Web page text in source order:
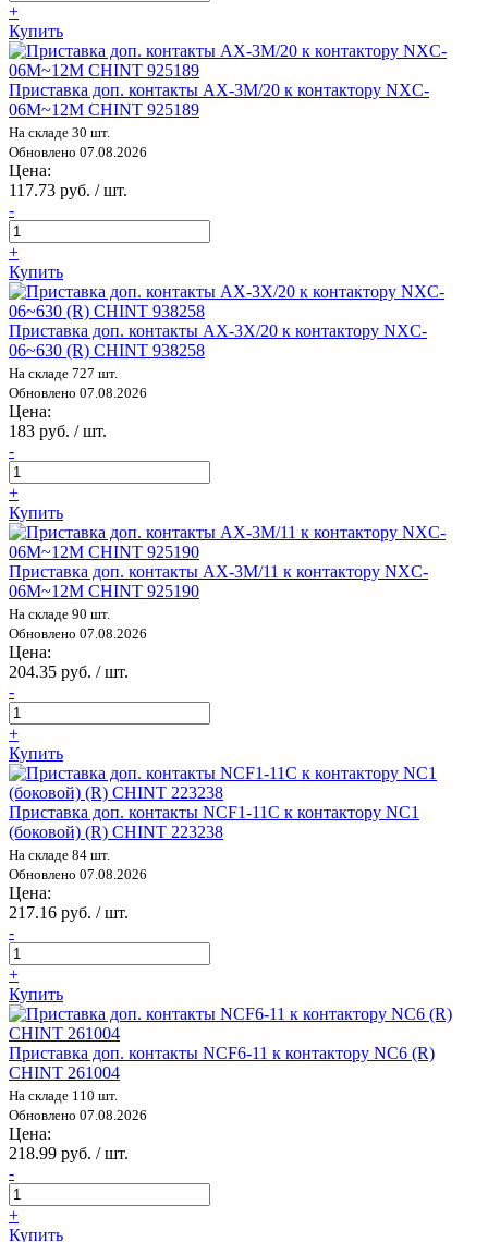
+
Купить
Приставка доп. контакты AX-3M/20 к контактору NXC-
06M~12M CHINT 925189
На складе 30 шт.
Обновлено 07.08.2026
Цена:
117.73 руб. / шт.
-
+
Купить
Приставка доп. контакты AX-3X/20 к контактору NXC-
06~630 (R) CHINT 938258
На складе 727 шт.
Обновлено 07.08.2026
Цена:
183 руб. / шт.
-
+
Купить
Приставка доп. контакты AX-3M/11 к контактору NXC-
06M~12M CHINT 925190
На складе 90 шт.
Обновлено 07.08.2026
Цена:
204.35 руб. / шт.
-
+
Купить
Приставка доп. контакты NCF1-11C к контактору NC1
(боковой) (R) CHINT 223238
На складе 84 шт.
Обновлено 07.08.2026
Цена:
217.16 руб. / шт.
-
+
Купить
Приставка доп. контакты NCF6-11 к контактору NC6 (R)
CHINT 261004
На складе 110 шт.
Обновлено 07.08.2026
Цена:
218.99 руб. / шт.
-
+
Купить